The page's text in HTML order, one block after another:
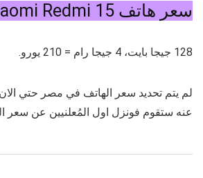
سعر هاتف Xiaomi Redmi 15 في الخارج
128 جيجا بايت، 4 جيجا رام = 210 يورو.
لم يتم تحديد سعر الهاتف في مصر حتي
عنه ستقوم فونزل اول المُعلنيين عن سعر